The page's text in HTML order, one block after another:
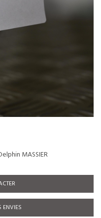
MASSIER
ENVIES